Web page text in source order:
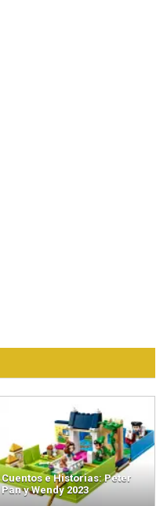
Cuentos e Historias: Peter
Pan y Wendy 2023